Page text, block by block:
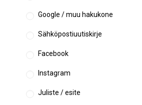
Google / muu hakukone
Sähköpostiuutiskirje
Facebook
Instagram
Juliste / esite